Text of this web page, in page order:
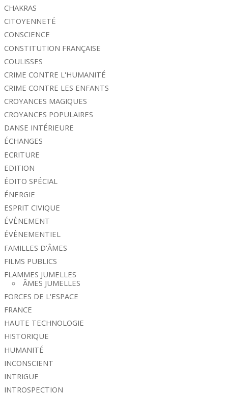
CHAKRAS
CITOYENNETÉ
CONSCIENCE
CONSTITUTION FRANÇAISE
COULISSES
CRIME CONTRE L'HUMANITÉ
CRIME CONTRE LES ENFANTS
CROYANCES MAGIQUES
CROYANCES POPULAIRES
DANSE INTÉRIEURE
ÉCHANGES
ECRITURE
EDITION
ÉDITO SPÉCIAL
ÉNERGIE
ESPRIT CIVIQUE
ÉVÈNEMENT
ÉVÈNEMENTIEL
FAMILLES D'ÂMES
FILMS PUBLICS
FLAMMES JUMELLES
ÂMES JUMELLES
FORCES DE L'ESPACE
FRANCE
HAUTE TECHNOLOGIE
HISTORIQUE
HUMANITÉ
INCONSCIENT
INTRIGUE
INTROSPECTION